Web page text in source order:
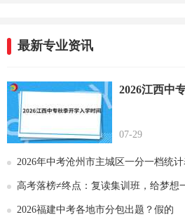
最新专业资讯
2026江西中
07-29
2026年中考沧州市主城区一分一档统计
高考落榜≠终点：复读集训班，给梦想一
2026福建中考各地市分包出题？假的